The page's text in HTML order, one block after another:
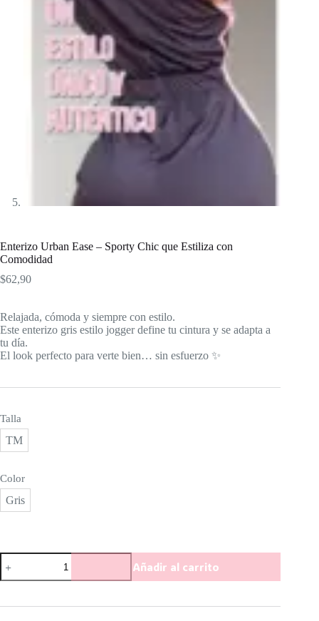
Enterizo Urban Ease – Sporty Chic que Estiliza con
Comodidad
$62,90
Relajada, cómoda y siempre con estilo.
Este enterizo gris estilo jogger define tu cintura y se adapta a
tu día.
El look perfecto para verte bien… sin esfuerzo ✨
Talla
TM
Color
Gris
Enterizo
Urban
Ease
Sporty
Añadir al carrito